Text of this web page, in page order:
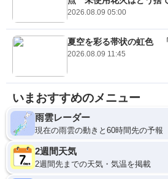
2026.08.09 05:00
夏空を彩る帯状の虹色
2026.08.09 11:45
いまおすすめのメニュー
雨雲レーダー
現在の雨雲の動きと60時間先の予報
2週間天気
2週間先までの天気・気温を掲載